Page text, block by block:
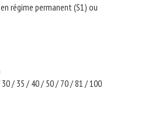
régime permanent (S1) ou
/ 35 / 40 / 50 / 70 / 81 / 100